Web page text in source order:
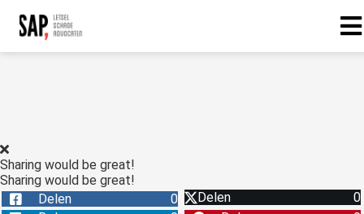
Sharing would be great!
Sharing would be great!
Delen
0 Delen
0